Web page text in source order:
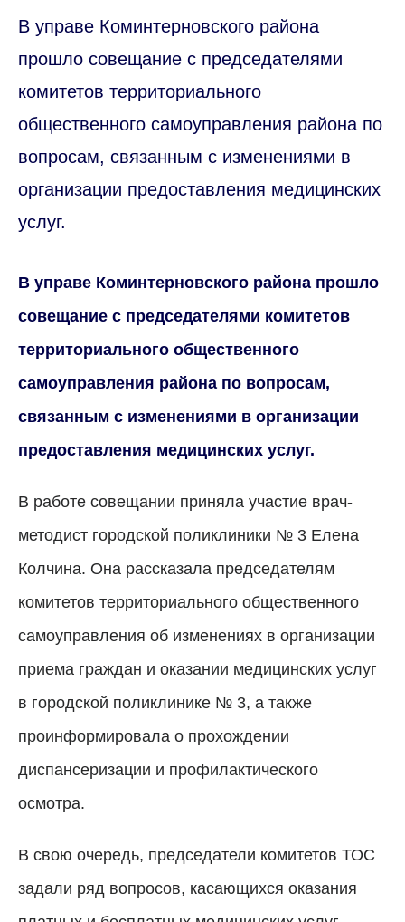
В управе Коминтерновского района
прошло совещание с председателями
комитетов территориального
общественного самоуправления района по
вопросам, связанным с изменениями в
организации предоставления медицинских
услуг.
В управе Коминтерновского района прошло
совещание с председателями комитетов
территориального общественного
самоуправления района по вопросам,
связанным с изменениями в организации
предоставления медицинских услуг.
В работе совещании приняла участие врач-
методист городской поликлиники № 3 Елена
Колчина. Она рассказала председателям
комитетов территориального общественного
самоуправления об изменениях в организации
приема граждан и оказании медицинских услуг
в городской поликлинике № 3, а также
проинформировала о прохождении
диспансеризации и профилактического
осмотра.
В свою очередь, председатели комитетов ТОС
задали ряд вопросов, касающихся оказания